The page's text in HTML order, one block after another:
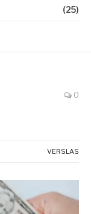
(25)
0
VERSLAS